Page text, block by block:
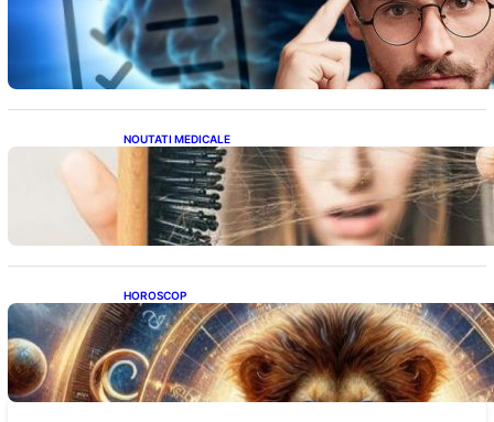
Inteligența dincolo de note: Semnele unui IQ
ridicat care nu țin de școală
NOUTATI MEDICALE
Semnele unei deficiențe de proteine:
Impactul asupra sănătății tale
HOROSCOP
Portalul Leului 8/8: Oportunități de
Abundență pentru Cinci Zodii în 2026